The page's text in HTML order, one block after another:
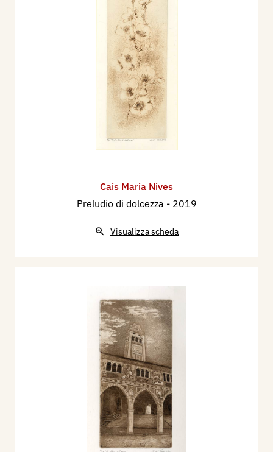
Cais Maria Nives
Preludio di dolcezza - 2019
Visualizza scheda